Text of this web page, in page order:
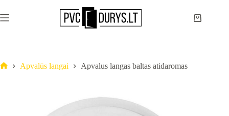
Apvalūs langai Apvalus langas baltas atidaromas